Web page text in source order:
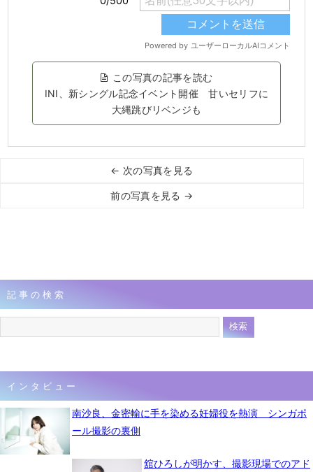
この写真の記事を読む
INI、新シングル記念イベント開催 甘いセリフに
大縄跳びリベンジも
← 次の写真を見る
前の写真を見る →
記事の検索
インタビュー
南沙良、金密輸に手を染める妊婦役を熱演 シンガポ
ール撮影の裏側
舘ひろしが明かす、撮影現場でのアド